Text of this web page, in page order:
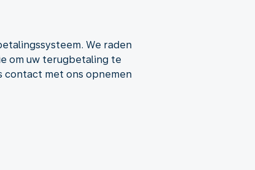
We raden
om uw terugbetaling te
contact met ons opnemen